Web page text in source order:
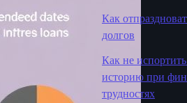
Как
долгов
Как не
историю при
трудностях